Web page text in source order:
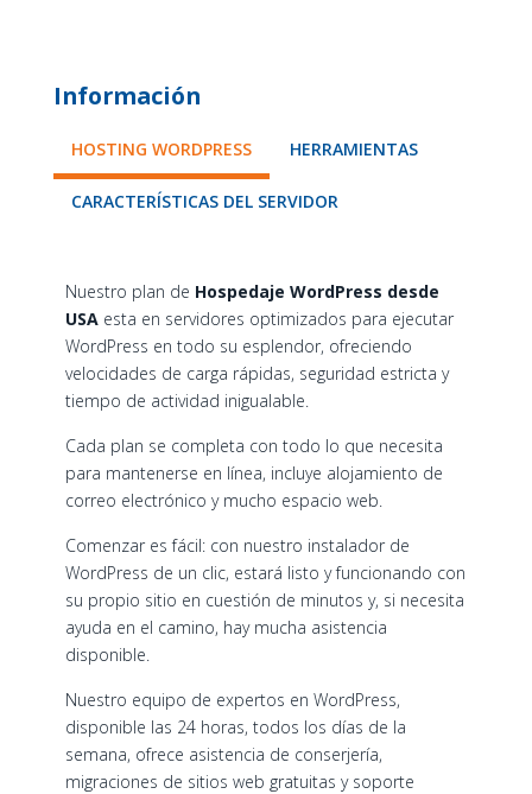
Información
HOSTING WORDPRESS HERRAMIENTAS
CARACTERÍSTICAS DEL SERVIDOR
Nuestro plan de Hospedaje WordPress desde
USA esta en servidores optimizados para ejecutar
WordPress en todo su esplendor, ofreciendo
velocidades de carga rápidas, seguridad estricta y
tiempo de actividad inigualable.
Cada plan se completa con todo lo que necesita
para mantenerse en línea, incluye alojamiento de
correo electrónico y mucho espacio web.
Comenzar es fácil: con nuestro instalador de
WordPress de un clic, estará listo y funcionando con
su propio sitio en cuestión de minutos y, si necesita
ayuda en el camino, hay mucha asistencia
disponible.
Nuestro equipo de expertos en WordPress,
disponible las 24 horas, todos los días de la
semana, ofrece asistencia de conserjería,
migraciones de sitios web gratuitas y soporte